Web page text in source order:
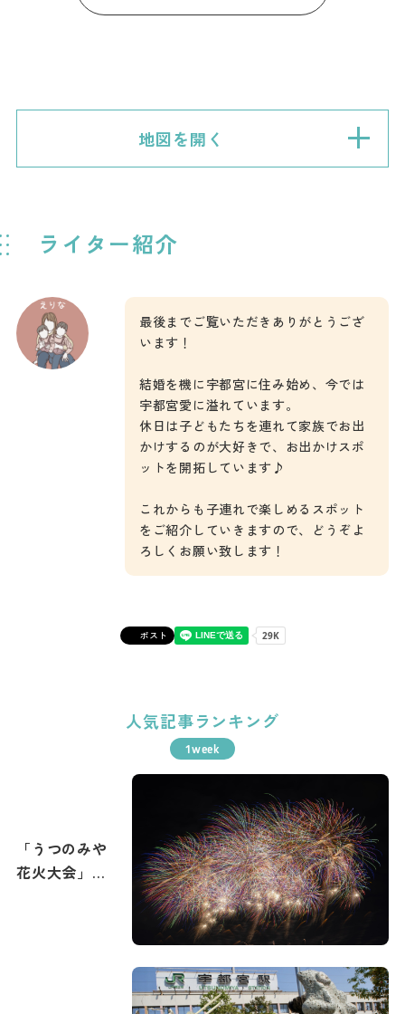
地図を開く
ライター紹介
最後までご覧いただきありがとうござ
います！
結婚を機に宇都宮に住み始め、今では
宇都宮愛に溢れています。
休日は子どもたちを連れて家族でお出
かけするのが大好きで、お出かけスポ
ットを開拓しています♪
これからも子連れで楽しめるスポット
をご紹介していきますので、どうぞよ
ろしくお願い致します！
人気記事ランキング
「うつのみや
花火大会」攻
ポスト